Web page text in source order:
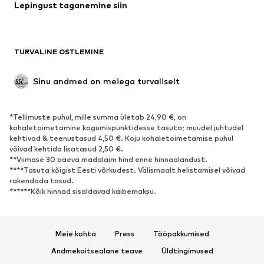
Mantlid
Sündmused
Eksklusiivne
JALANÕUD
Uus
Trendikas
Vabaaja jalanõud
Pahkluusaapad
Kontsasaapad ja -kingad
Sandaalid
Poolsaapad
Lepingust taganemine siin
TURVALINE OSTLEMINE
Sinu andmed on meiega turvaliselt
*Tellimuste puhul, mille summa ületab 24,90 €, on
kohaletoimetamine kogumispunktidesse tasuta; muudel juhtudel
kehtivad & teenustasud 4,50 €. Koju kohaletoimetamise puhul
võivad kehtida lisatasud 2,50 €.
**Viimase 30 päeva madalaim hind enne hinnaalandust.
****Tasuta kõigist Eesti võrkudest. Välismaalt helistamisel võivad
rakendada tasud.
******Kõik hinnad sisaldavad käibemaksu.
Meie kohta Press
Tööpakkumised
Andmekaitsealane teave
Üldtingimused